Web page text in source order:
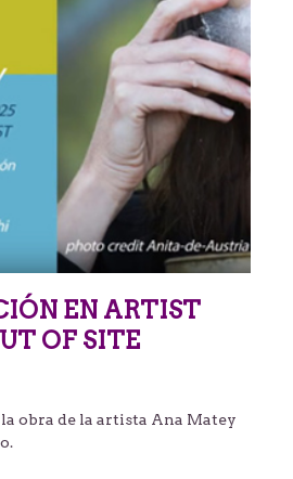
EN ARTIST
OF SITE
obra de la artista Ana Matey